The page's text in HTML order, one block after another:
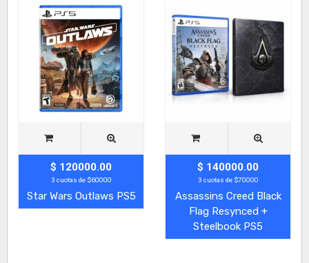
$ 120000.00
3 cuotas de $60000
Star Wars Outlaws PS5
$ 140000.00
3 cuotas de $70000
Assassins Creed Black
Flag Resynced +
Steelbook PS5